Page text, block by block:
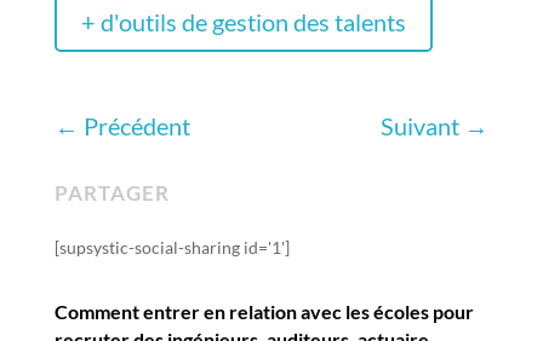
+ d'outils de gestion des talents
← Précédent Suivant →
PARTAGER
[supsystic-social-sharing id='1']
Comment entrer en relation avec les écoles pour